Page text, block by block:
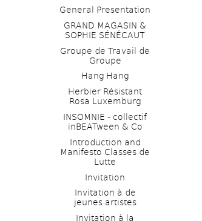
General Presentation
GRAND MAGASIN &
SOPHIE SÉNÉCAUT
Groupe de Travail de
Groupe
Hang Hang
Herbier Résistant
Rosa Luxemburg
INSOMNIE - collectif
inBEATween & Co
Introduction and
Manifesto Classes de
Lutte
Invitation
Invitation à de
jeunes artistes
Invitation à la